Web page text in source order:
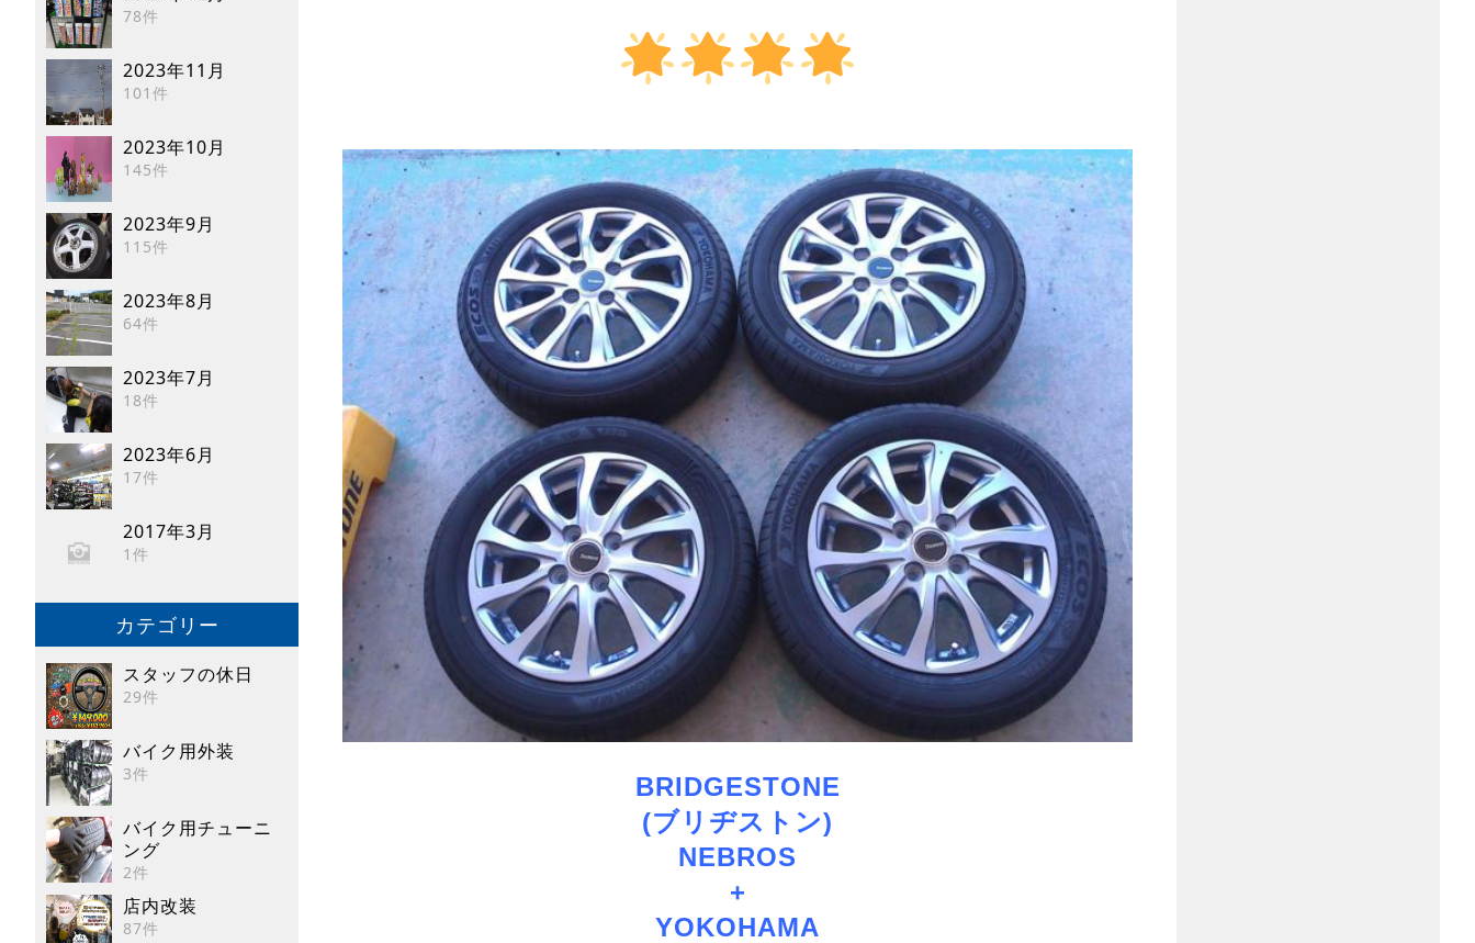
78件
2023年11月
101件
2023年10月
145件
2023年9月
115件
2023年8月
64件
2023年7月
18件
2023年6月
17件
2017年3月
1件
カテゴリー
スタッフの休日
29件
バイク用外装
3件
バイク用チューニ
ング
2件
店内改装
87件
BRIDGESTONE
(ブリヂストン)
NEBROS
+
YOKOHAMA